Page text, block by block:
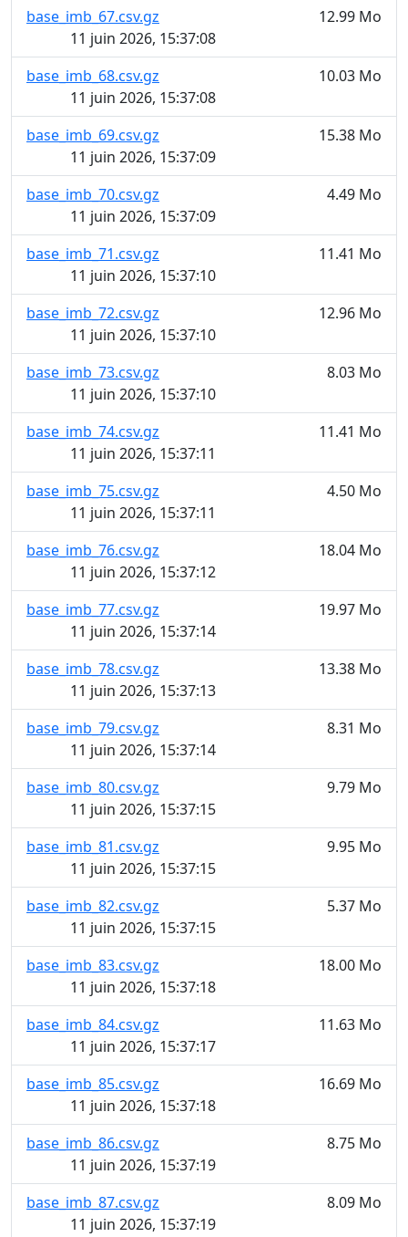
base_imb_67.csv.gz
12.99 Mo
11 juin 2026, 15:37:08
base_imb_68.csv.gz
10.03 Mo
11 juin 2026, 15:37:08
base_imb_69.csv.gz
15.38 Mo
11 juin 2026, 15:37:09
base_imb_70.csv.gz
4.49 Mo
11 juin 2026, 15:37:09
base_imb_71.csv.gz
11.41 Mo
11 juin 2026, 15:37:10
base_imb_72.csv.gz
12.96 Mo
11 juin 2026, 15:37:10
base_imb_73.csv.gz
8.03 Mo
11 juin 2026, 15:37:10
base_imb_74.csv.gz
11.41 Mo
11 juin 2026, 15:37:11
base_imb_75.csv.gz
4.50 Mo
11 juin 2026, 15:37:11
base_imb_76.csv.gz
18.04 Mo
11 juin 2026, 15:37:12
base_imb_77.csv.gz
19.97 Mo
11 juin 2026, 15:37:14
base_imb_78.csv.gz
13.38 Mo
11 juin 2026, 15:37:13
base_imb_79.csv.gz
8.31 Mo
11 juin 2026, 15:37:14
base_imb_80.csv.gz
9.79 Mo
11 juin 2026, 15:37:15
base_imb_81.csv.gz
9.95 Mo
11 juin 2026, 15:37:15
base_imb_82.csv.gz
5.37 Mo
11 juin 2026, 15:37:15
base_imb_83.csv.gz
18.00 Mo
11 juin 2026, 15:37:18
base_imb_84.csv.gz
11.63 Mo
11 juin 2026, 15:37:17
base_imb_85.csv.gz
16.69 Mo
11 juin 2026, 15:37:18
base_imb_86.csv.gz
8.75 Mo
11 juin 2026, 15:37:19
base_imb_87.csv.gz
8.09 Mo
11 juin 2026, 15:37:19